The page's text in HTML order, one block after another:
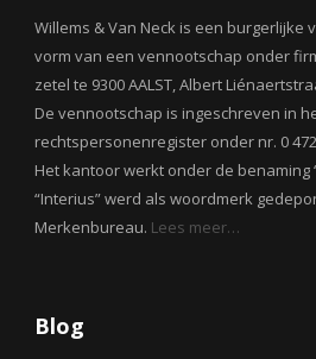
Willems & Van Neck is een burgerlijke
vorm van een vennootschap onder
zetel te 9300 AALST, Albert
De vennootschap is ingeschreven in
rechtspersonenregister onder nr. 0 472
Het kantoor werkt onder de benaming
“Interius” werd als woordmerk
Merkenbureau. Lees meer…
Blog